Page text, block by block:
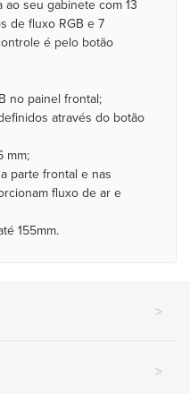
seu gabinete com 13
de fluxo RGB e 7
é pelo botão
no painel frontal;
através do botão
mm;
parte frontal e nas
fluxo de ar e
155mm.
>
>